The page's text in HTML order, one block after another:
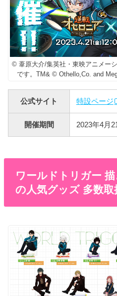
© 葦原大介/集英社・東映アニメー
です。TM& © Othello,Co. and
公式サイト 特設ページ
開催期間 2023年4月
ワールドトリガー
の人気グッズ 多数取